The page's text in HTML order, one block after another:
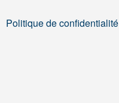
Politique de confidentialité